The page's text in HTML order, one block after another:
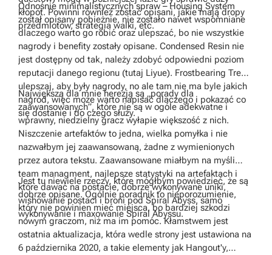
kłopot. Powinni również zostać opisani, jakie mają dropy
przedmiotów, strategia walki, etc.
Odnośnie minimalistycznych spraw – Housing System
został opisany pobieżnie, nie zostało nawet wspomniane
dlaczego warto go robić oraz ulepszać, bo nie wszystkie
nagrody i benefity zostały opisane. Condensed Resin nie
jest dostępny od tak, należy zdobyć odpowiedni poziom
reputacji danego regionu (tutaj Liyue). Frostbearing Tree –
ulepszaj, aby były nagrody, no ale tam nie ma byle jakich
nagród, więc może warto napisać dlaczego i pokazać co
się dostanie i do czego służy.
Największą dla mnie herezją są „porady dla
zaawansowanych”, które nie są w ogóle adekwatne i
wprawny, niedzielny gracz wyłapie większość z nich.
Niszczenie artefaktów to jedna, wielka pomyłka i nie
nazwałbym jej zaawansowaną, żadne z wymienionych
przez autora tekstu. Zaawansowane miałbym na myśli
team managment, najlepsze statystyki na artefaktach i
które dawać na postacie, dobrze wykonywane uniki,
wishowanie postaci i broni pod Spiral Abyss, samo
wykonywanie i maxowanie Spiral Abyssu.
Jest tu niewiele rzeczy, które mógłbym powiedzieć, że są
dobrze opisane. Ogólnie poradnik to nieporozumienie,
który nie powinien mieć miejsca, bo bardziej szkodzi
nowym graczom, niż ma im pomóc. Kłamstwem jest
ostatnia aktualizacja, która wedle strony jest ustawiona na
6 października 2020, a takie elementy jak Hangout'y,